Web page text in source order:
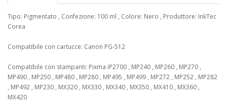
Tipo: Pigmentato , Confezione: 100 ml , Colore: Nero , Produttore: InkTec
Corea
Compatibile con cartucce: Canon PG-512
Compatibile con stampanti: Pixma iP2700 , MP240 , MP260 , MP270 ,
MP490 , MP250 , MP480 , MP280 , MP495 , MP499 , MP272 , MP252 , MP282
, MP492 , MP230 , MX320 , MX330 , MX340 , MX350 , MX410 , MX360 ,
MX420